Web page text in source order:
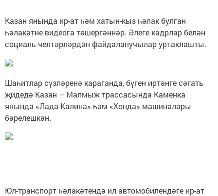
Казан янында ир-ат һәм хатын-кыз һәлак булган
һәлакәтне видеога төшергәннәр. Әлеге кадрлар белән
социаль челтәрләрдән файдаланучылар уртаклашты.
Шаһитлар сүзләренә караганда, бүген иртәнге сәгать
җидедә Казан – Малмыж трассасында Каменка
янында «Лада Калина» һәм «Хонда» машиналары
бәрелешкән.
Юл-транспорт һәлакәтендә ил автомобилендәге ир-ат